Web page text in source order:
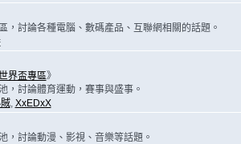
，討論各種電腦、數碼產品、互聯網相關的話題。
界盃專區》
，討論體育運動，賽事與盛事。
, XxEDxX
，討論動漫、影視、音樂等話題。